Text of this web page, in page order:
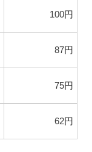
100円
87円
75円
62円